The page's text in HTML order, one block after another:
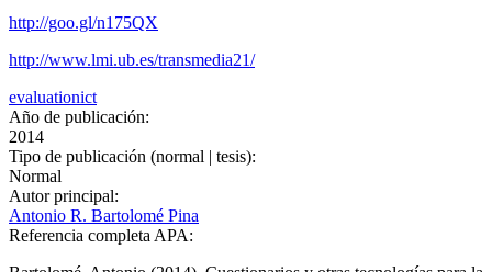
http://goo.gl/n175QX
http://www.lmi.ub.es/transmedia21/
evaluationict
Año de publicación:
2014
Tipo de publicación (normal | tesis):
Normal
Autor principal:
Antonio R. Bartolomé Pina
Referencia completa APA: